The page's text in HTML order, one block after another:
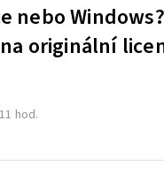
nebo
originální
hod.